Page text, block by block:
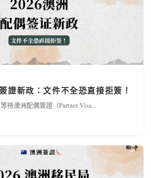
證新政：文件不全恐直接拒簽！
待澳洲配偶簽證（Partner Visa...